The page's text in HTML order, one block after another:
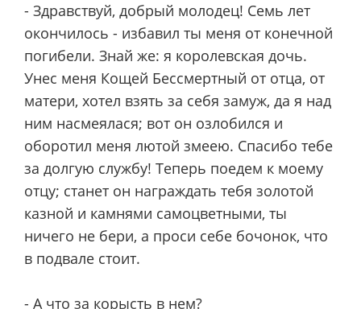
- Здравствуй, добрый молодец! Семь лет
окончилось - избавил ты меня от конечной
погибели. Знай же: я королевская дочь.
Унес меня Кощей Бессмертный от отца, от
матери, хотел взять за себя замуж, да я над
ним насмеялася; вот он озлобился и
оборотил меня лютой змеею. Спасибо тебе
за долгую службу! Теперь поедем к моему
отцу; станет он награждать тебя золотой
казной и камнями самоцветными, ты
ничего не бери, а проси себе бочонок, что
в подвале стоит.
- А что за корысть в нем?